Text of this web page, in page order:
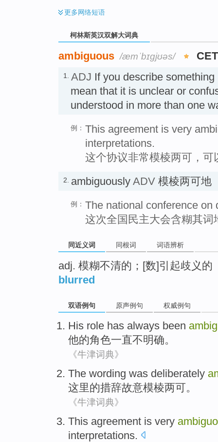
更多网络短语
柯林斯英汉双解大词典
ambiguous /æmˈbɪɡjʊəs/
1. ADJ If you describe
mean that it is unclear or
understood in more than one
例： This agreement is very
interpretations.
这个协议非常模棱两可，可
2. ambiguously ADV 模棱两可地
例： The national conference on
这次全国民主大会含糊其词
同近义词 同根词 词语辨析
adj. 模糊不清的；[数]引起歧义的
blurred
双语例句 原声例句 权威例句
His role has always been
他的角色一直不明确。
《牛津词典》
The wording was deliberately
这里的措辞故意模棱两可。
《牛津词典》
This agreement is very
interpretations.